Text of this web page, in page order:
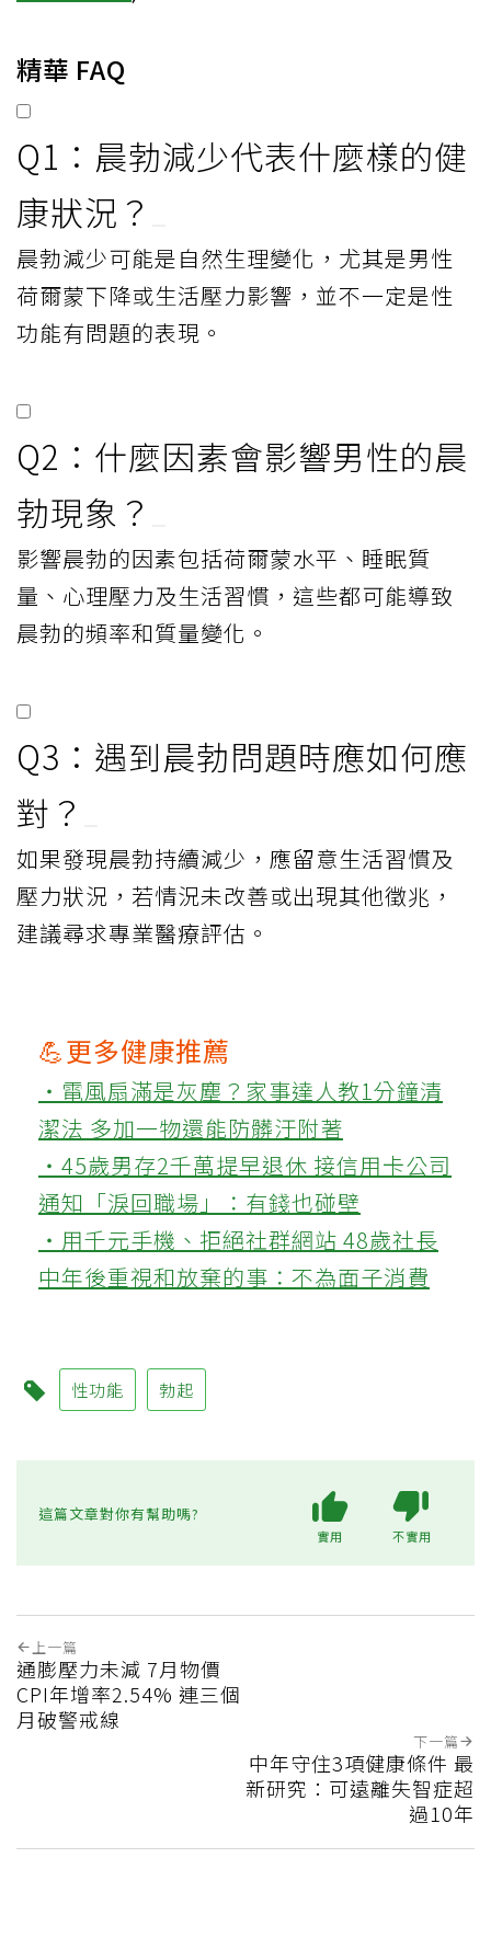
精華 FAQ
Q1：晨勃減少代表什麼樣的健
康狀況？
晨勃減少可能是自然生理變化，尤其是男性
荷爾蒙下降或生活壓力影響，並不一定是性
功能有問題的表現。
Q2：什麼因素會影響男性的晨
勃現象？
影響晨勃的因素包括荷爾蒙水平、睡眠質
量、心理壓力及生活習慣，這些都可能導致
晨勃的頻率和質量變化。
Q3：遇到晨勃問題時應如何應
對？
如果發現晨勃持續減少，應留意生活習慣及
壓力狀況，若情況未改善或出現其他徵兆，
建議尋求專業醫療評估。
💪更多健康推薦
‧電風扇滿是灰塵？家事達人教1分鐘清
潔法 多加一物還能防髒汙附著
‧45歲男存2千萬提早退休 接信用卡公司
通知「淚回職場」：有錢也碰壁
‧用千元手機、拒絕社群網站 48歲社長
中年後重視和放棄的事：不為面子消費
性功能 勃起
這篇文章對你有幫助嗎?
實用 不實用
上一篇
通膨壓力未減 7月物價
CPI年增率2.54% 連三個
月破警戒線
下一篇
中年守住3項健康條件 最
新研究：可遠離失智症超
過10年